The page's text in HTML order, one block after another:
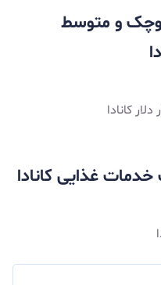
و متوسط
غذایی کانادا